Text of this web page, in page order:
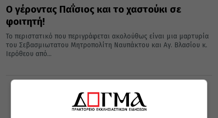
Ο γέροντας Παΐσιος και το χαστούκι σε
φοιτητή!
Το περιστατικό που περιγράφεται ακολούθως είναι μια μαρτυρία
του Σεβασμιωτατου Μητροπολίτη Ναυπάκτου και Αγ. Βλασίου κ.
Ιερόθεου από...